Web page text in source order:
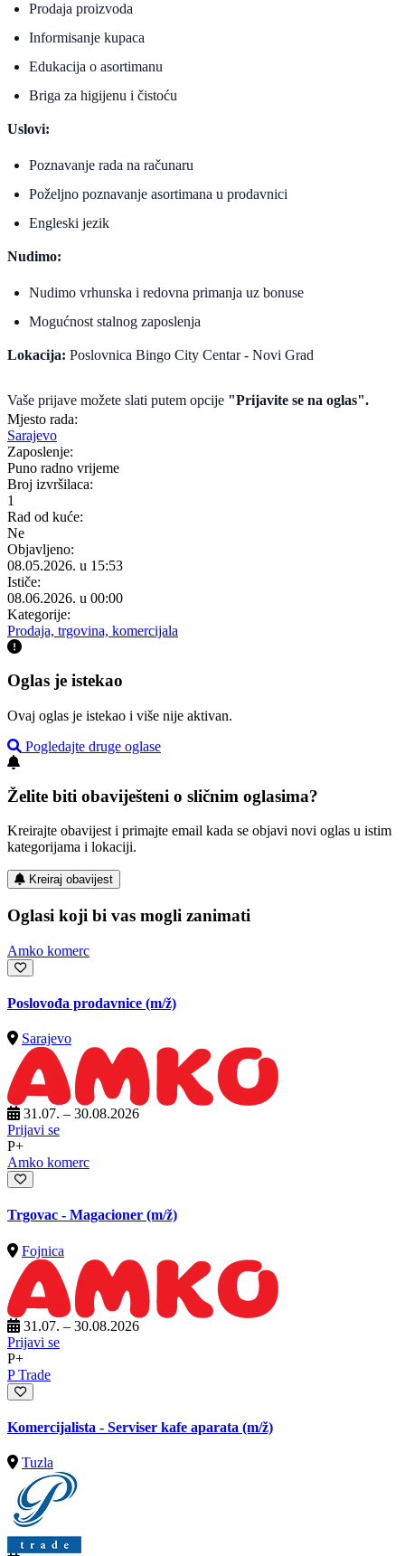
Prodaja proizvoda
Informisanje kupaca
Edukacija o asortimanu
Briga za higijenu i čistoću
Uslovi:
Poznavanje rada na računaru
Poželjno poznavanje asortimana u prodavnici
Engleski jezik
Nudimo:
Nudimo vrhunska i redovna primanja uz bonuse
Mogućnost stalnog zaposlenja
Lokacija: Poslovnica Bingo City Centar - Novi Grad
Vaše prijave možete slati putem opcije "Prijavite se na oglas".
Mjesto rada:
Sarajevo
Zaposlenje:
Puno radno vrijeme
Broj izvršilaca:
1
Rad od kuće:
Ne
Objavljeno:
08.05.2026. u 15:53
Ističe:
08.06.2026. u 00:00
Kategorije:
Prodaja, trgovina, komercijala
Oglas je istekao
Ovaj oglas je istekao i više nije aktivan.
Pogledajte druge oglase
Želite biti obaviješteni o sličnim oglasima?
Kreirajte obavijest i primajte email kada se objavi novi oglas u istim
kategorijama i lokaciji.
Kreiraj obavijest
Oglasi koji bi vas mogli zanimati
Amko komerc
Poslovođa prodavnice (m/ž)
Sarajevo
31.07. – 30.08.2026
Prijavi se
P+
Amko komerc
Trgovac - Magacioner (m/ž)
Fojnica
31.07. – 30.08.2026
Prijavi se
P+
P Trade
Komercijalista - Serviser kafe aparata (m/ž)
Tuzla